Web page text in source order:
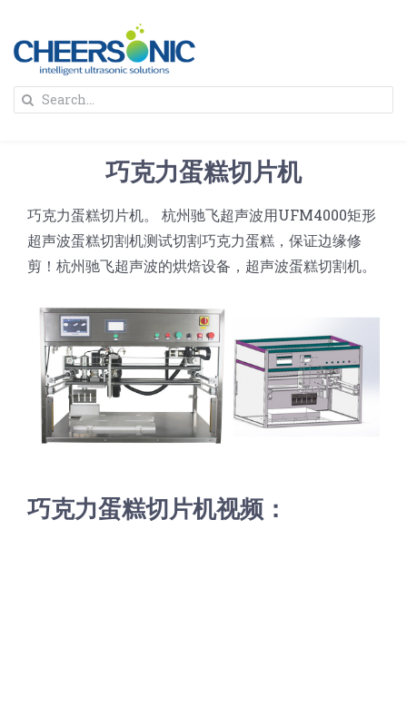
content
蛋糕切割机
圆蛋糕切割机
蛋糕切块机
蛋糕切片机
奶酪切片
圆形奶酪切片
块状奶酪切片
三明治/披萨/寿司切割
披萨切割机
面团
超声波设备
公司新闻
关于我们
人才招聘
联系我们
Search
巧克力蛋糕切片机
巧克力蛋糕切片机。 杭州驰飞超声波用UFM4000矩形
超声波蛋糕切割机测试切割巧克力蛋糕，保证边缘修
剪！杭州驰飞超声波的烘焙设备，超声波蛋糕切割机。
巧克力蛋糕切片机视频：